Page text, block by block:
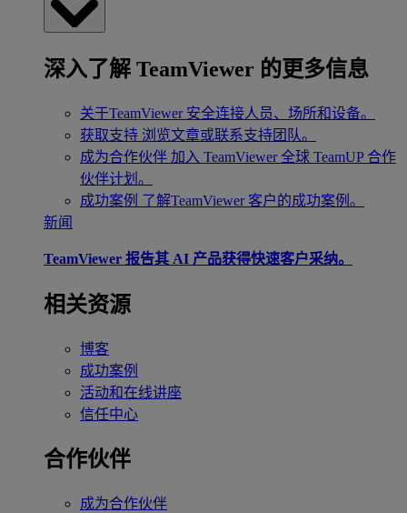
深入了解 TeamViewer 的更多信息
关于TeamViewer 安全连接人员、场所和设备。
获取支持 浏览文章或联系支持团队。
成为合作伙伴 加入 TeamViewer 全球 TeamUP 合作
伙伴计划。
成功案例 了解TeamViewer 客户的成功案例。
新闻
TeamViewer 报告其 AI 产品获得快速客户采纳。
相关资源
博客
成功案例
活动和在线讲座
信任中心
合作伙伴
成为合作伙伴